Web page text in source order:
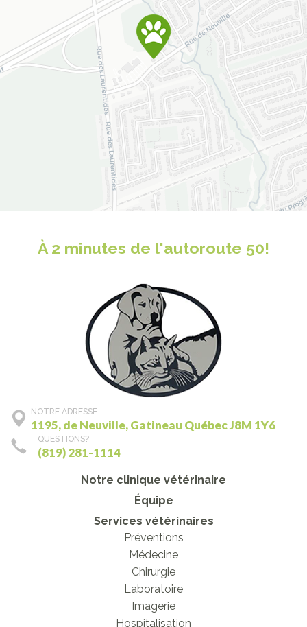
À 2 minutes de l'autoroute 50!
NOTRE ADRESSE
1195, de Neuville, Gatineau Québec J8M 1Y6
QUESTIONS?
(819) 281-1114
Notre clinique vétérinaire
Équipe
Services vétérinaires
Préventions
Médecine
Chirurgie
Laboratoire
Imagerie
Hospitalisation